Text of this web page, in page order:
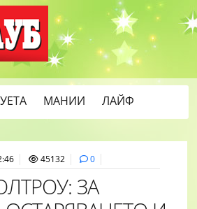
МАНИИ
ЛАЙФ
45132 0
ЗА